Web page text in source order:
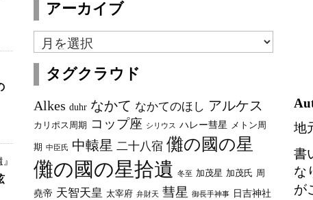
リ
ー
アーカイブ
ア
ー
ブ
タグクラウド
Alkes duhr なかて なかてのほし アルケス
カリポス周期 コップ座 シリウス ハレー彗星 メトン周
期 中臣氏 中轅星 二十八宿 儺の國の星
儺の國の星拾遺 冬至 加茂星 加茂氏 周
堯帝 天智天皇 太宰府 弁財天 彗星 御長手神事 日吉神社
地
書
な
が